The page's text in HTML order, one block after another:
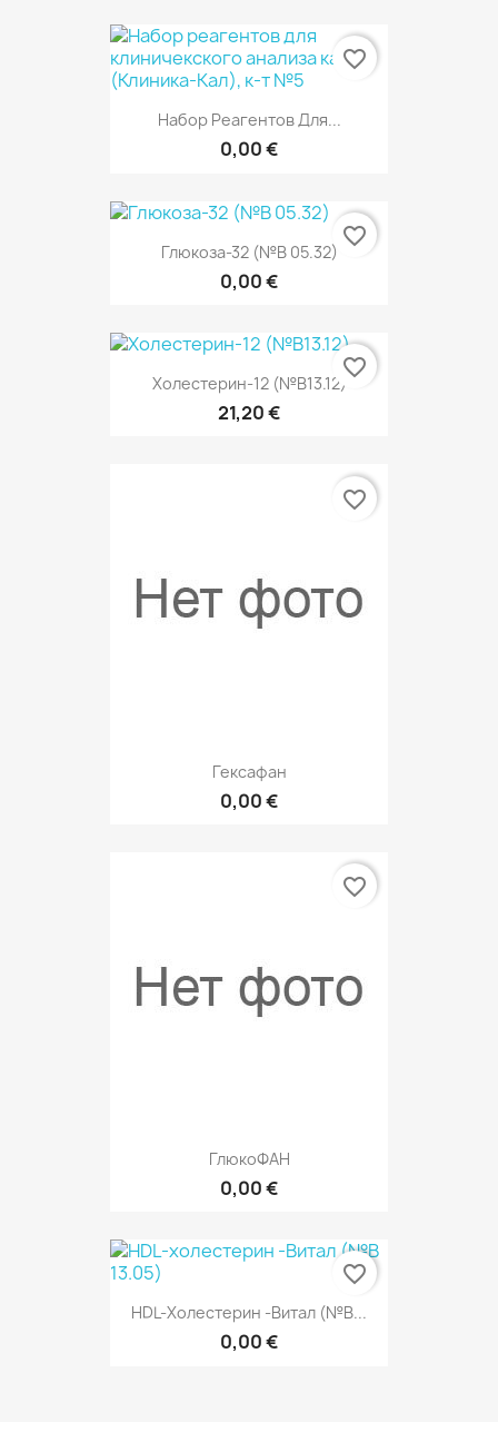
Набор Реагентов Для...
0,00 €
favorite_border
Глюкоза-32 (№В 05.32)
0,00 €
favorite_border
Холестерин-12 (№В13.12)
21,20 €
favorite_border
Гексафан
0,00 €
favorite_border
ГлюкоФАН
0,00 €
favorite_border
HDL-Холестерин -Витал (№В...
0,00 €
favorite_border